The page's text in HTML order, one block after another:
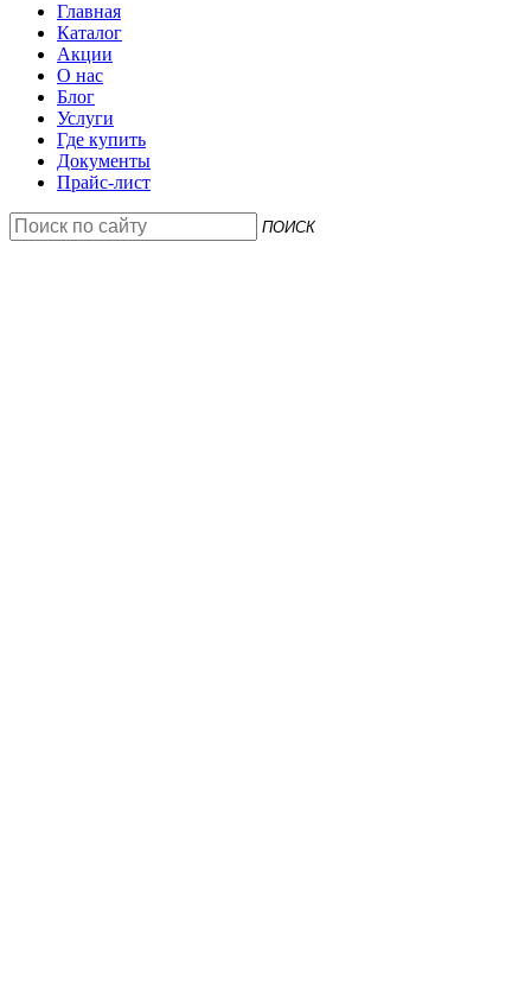
Главная
Каталог
Акции
О нас
Блог
Услуги
Где купить
Документы
Прайс-лист
ПОИСК